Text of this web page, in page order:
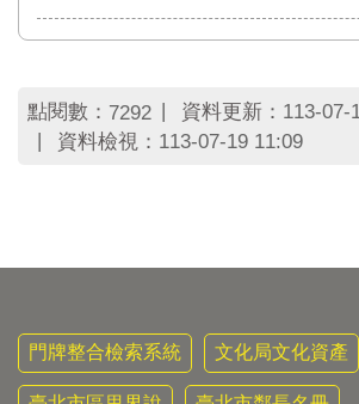
點閱數： 7292 資料更新： 113-07-
資料檢視： 113-07-19 11:09
門牌整合檢索系統 文化局文化資產